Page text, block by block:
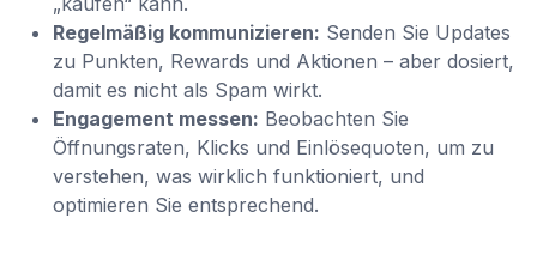
Regelmäßig kommunizieren: Senden Sie Updates
zu Punkten, Rewards und Aktionen – aber dosiert,
damit es nicht als Spam wirkt.
Engagement messen: Beobachten Sie
Öffnungsraten, Klicks und Einlösequoten, um zu
verstehen, was wirklich funktioniert, und
optimieren Sie entsprechend.